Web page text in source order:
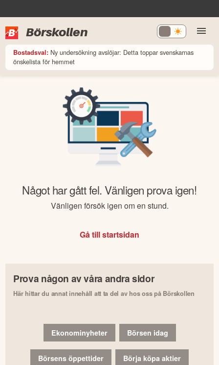
Börskollen
Bostadsval: Ny undersökning avslöjar: Detta toppar svenskarnas
önskelista för hemmet
Något har gått fel. Vänligen prova igen!
Vänligen försök igen om en stund.
Gå till startsidan
Prova någon av våra andra sidor
Här hittar du annat innehåll att ta del av hos oss på Börskollen
Ekonominyheter Börsen idag
Börsens öppettider Börja köpa aktier